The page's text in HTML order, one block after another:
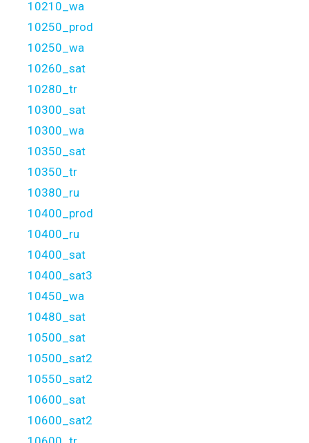
10210_wa
10250_prod
10250_wa
10260_sat
10280_tr
10300_sat
10300_wa
10350_sat
10350_tr
10380_ru
10400_prod
10400_ru
10400_sat
10400_sat3
10450_wa
10480_sat
10500_sat
10500_sat2
10550_sat2
10600_sat
10600_sat2